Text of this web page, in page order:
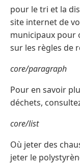
pour le tri et la
site internet de
municipaux pour
sur les règles de
core/paragraph
Pour en savoir
déchets,
core/list
Où jeter des
jeter le